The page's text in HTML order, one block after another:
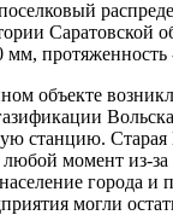
Саратовской
мм, протяженность
объекте
станцию. Старая
любой момент из-
города и
могли